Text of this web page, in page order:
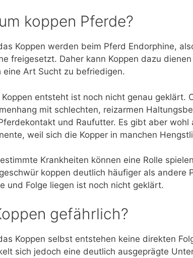
koppen Pferde?
Koppen werden beim Pferd Endorphine,
freigesetzt. Daher kann Koppen dazu
eine Art Sucht zu befriedigen.
Koppen entsteht ist noch nicht genau geklärt.
mit schlechten, reizarmen
und Raufutter. Es gibt aber wohl
weil sich die Kopper in manchen
Krankheiten können eine Rolle
koppen deutlich häufiger als andere
und Folge liegen ist noch nicht geklärt.
gefährlich?
Koppen selbst entstehen keine direkten
sich jedoch eine deutlich ausgeprägte